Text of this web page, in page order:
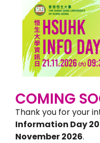
COMING
Thank you for your
Information Day
November 2026.